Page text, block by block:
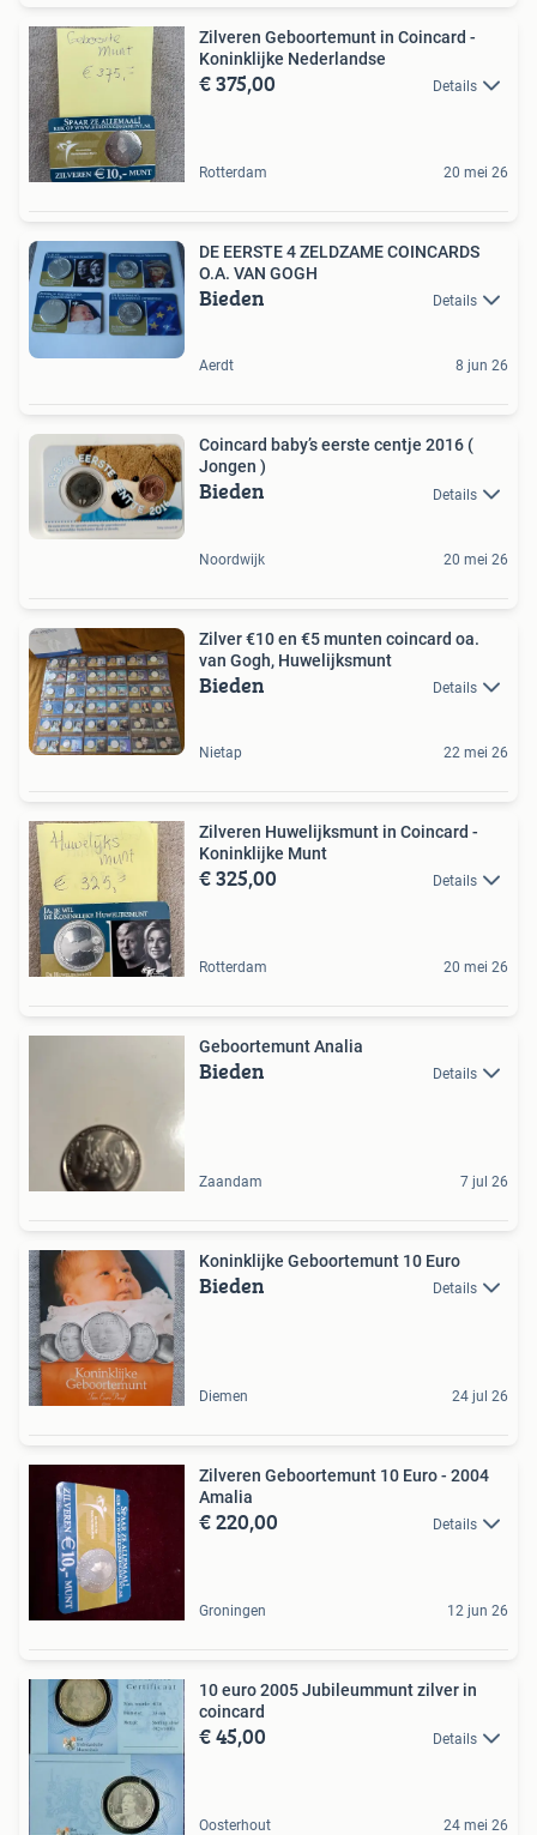
Zilveren Geboortemunt in Coincard -
Koninklijke Nederlandse
€ 375,00 Details
Rotterdam 20 mei 26
DE EERSTE 4 ZELDZAME COINCARDS
O.A. VAN GOGH
Bieden Details
Aerdt 8 jun 26
Coincard baby’s eerste centje 2016 (
Jongen )
Bieden Details
Noordwijk 20 mei 26
Zilver €10 en €5 munten coincard oa.
van Gogh, Huwelijksmunt
Bieden Details
Nietap 22 mei 26
Zilveren Huwelijksmunt in Coincard -
Koninklijke Munt
€ 325,00 Details
Rotterdam 20 mei 26
Geboortemunt Analia
Bieden Details
Zaandam 7 jul 26
Koninklijke Geboortemunt 10 Euro
Bieden Details
Diemen 24 jul 26
Zilveren Geboortemunt 10 Euro - 2004
Amalia
€ 220,00 Details
Groningen 12 jun 26
10 euro 2005 Jubileummunt zilver in
coincard
€ 45,00 Details
Oosterhout 24 mei 26